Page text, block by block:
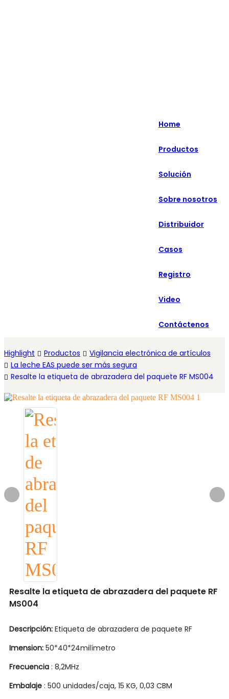
русский
Español
Home
Productos
Solución
Sobre nosotros
Distribuidor
Casos
Registro
Video
Contáctenos
Highlight Productos
Vigilancia electrónica de artículos
La leche EAS puede ser más segura
Resalte la etiqueta de abrazadera del paquete RF MS004
Resalte la etiqueta de abrazadera del paquete RF
MS004
Descripción: Etiqueta de abrazadera de paquete RF
Imension: 50*40*24milímetro
Frecuencia : 8,2MHz
Embalaje : 500 unidades/caja, 15 KG, 0,03 CBM